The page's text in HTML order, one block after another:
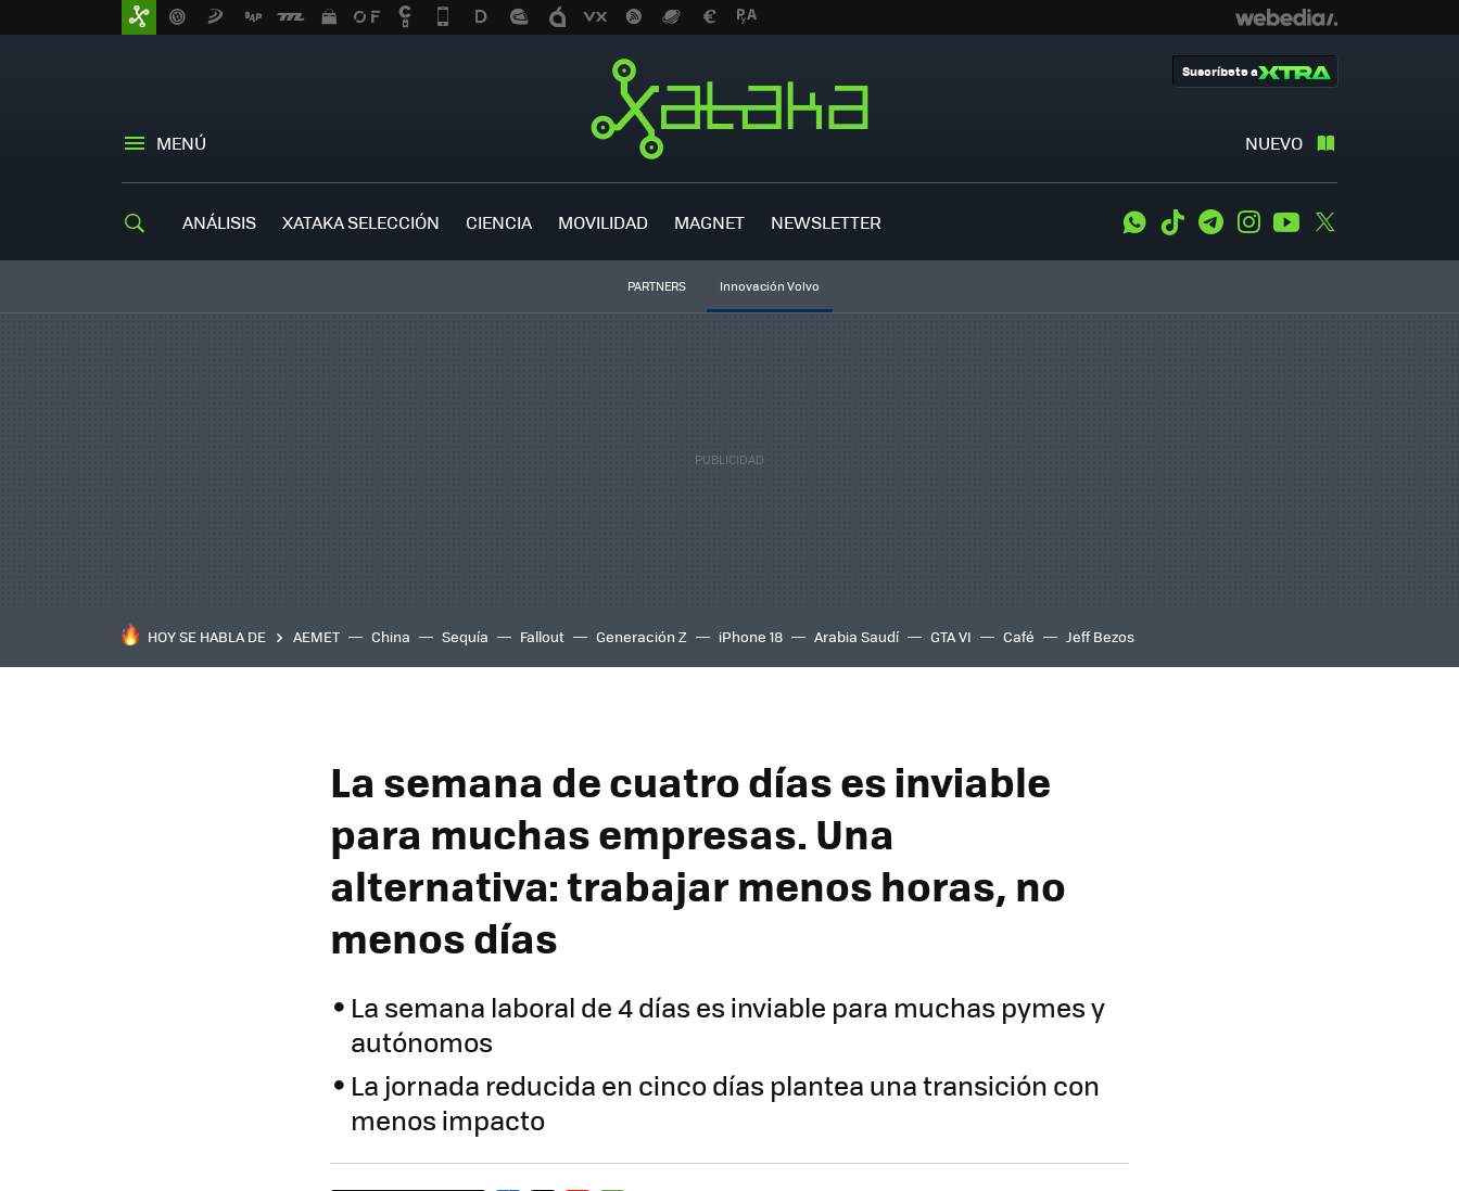
MENÚ NUEVO
Suscríbete a
ANÁLISIS XATAKA SELECCIÓN CIENCIA MOVILIDAD MAGNET NEWSLETTER WhatsApp
Tiktok TelegramInstagramYoutube
PARTNERS Innovación Volvo
HOY SE HABLA DE AEMET China Sequía Fallout Generación Z iPhone 18 Arabia Saudí GTA VI Café Jeff Bezos
La semana de cuatro días es inviable
para muchas empresas. Una
alternativa: trabajar menos horas, no
menos días
La semana laboral de 4 días es inviable para muchas pymes y
autónomos
La jornada reducida en cinco días plantea una transición con
menos impacto